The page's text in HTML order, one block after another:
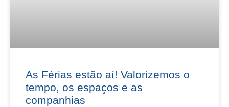
As Férias estão aí! Valorizemos o
tempo, os espaços e as
companhias